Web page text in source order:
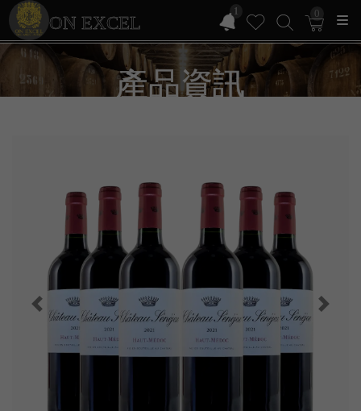
ON EXCEL
1 0
產品資訊